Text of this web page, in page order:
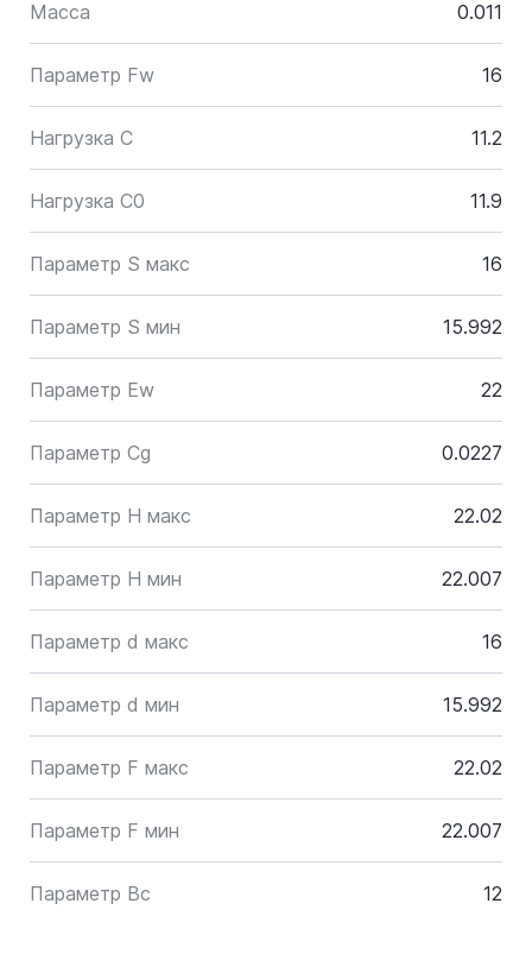
Масса 0.011
Параметр Fw 16
Нагрузка C 11.2
Нагрузка C0 11.9
Параметр S макс 16
Параметр S мин 15.992
Параметр Ew 22
Параметр Cg 0.0227
Параметр H макс 22.02
Параметр H мин 22.007
Параметр d макс 16
Параметр d мин 15.992
Параметр F макс 22.02
Параметр F мин 22.007
Параметр Bc 12